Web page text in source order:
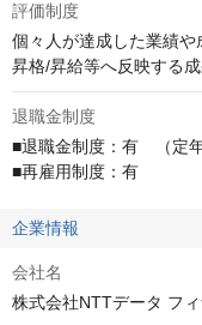
評価制度
個々人が達成した業績
昇格/昇給等へ反映する
退職金制度
■退職金制度：有　（定
■再雇用制度：有
企業情報
会社名
株式会社NTTデータ フ